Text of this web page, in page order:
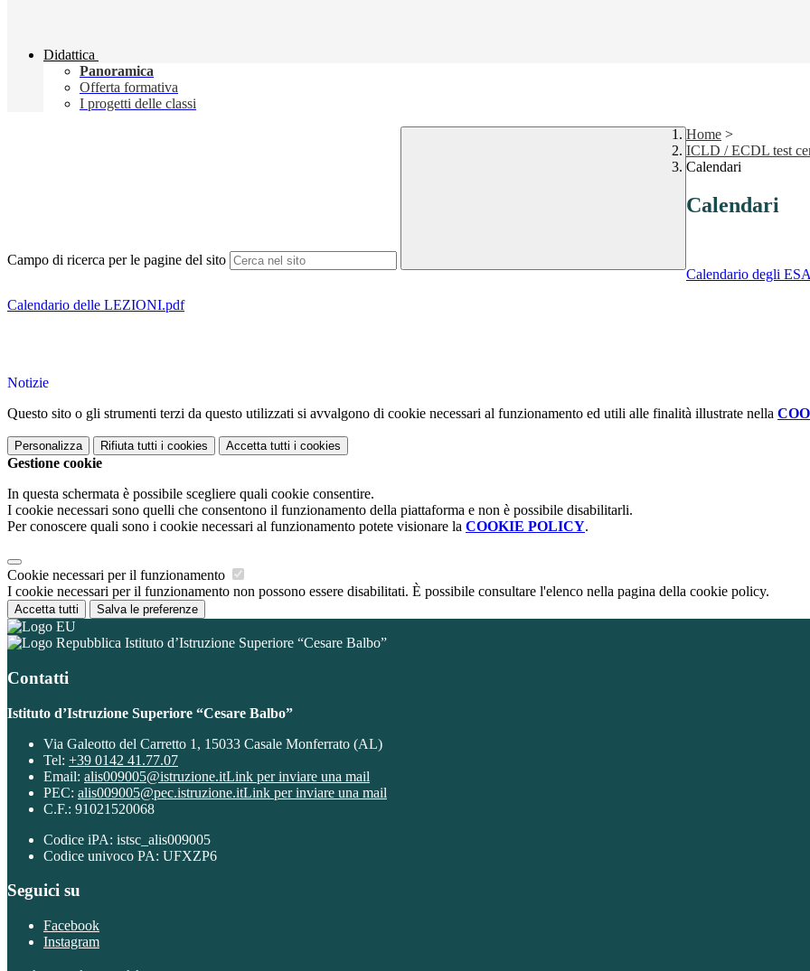
Didattica
Panoramica
Offerta formativa
I progetti delle classi
Campo di ricerca per le pagine del sito
Home >
ICLD / ECDL test
Calendari
Calendari
Calendario degli
Calendario delle LEZIONI.pdf
Notizie
Questo sito o gli strumenti terzi da questo utilizzati si avvalgono di cookie necessari al funzionamento ed utili alle finalità illustrate nella
Personalizza Rifiuta tutti i cookies Accetta tutti i cookies
Gestione cookie
In questa schermata è possibile scegliere quali cookie consentire.
I cookie necessari sono quelli che consentono il funzionamento della piattaforma e non è possibile disabilitarli.
Per conoscere quali sono i cookie necessari al funzionamento potete visionare la COOKIE POLICY.
Cookie necessari per il funzionamento
I cookie necessari per il funzionamento non possono essere disabilitati. È possibile consultare l'elenco nella pagina della cookie policy.
Accetta tutti Salva le preferenze
Istituto d’Istruzione Superiore “Cesare Balbo”
Contatti
Istituto d’Istruzione Superiore “Cesare Balbo”
Via Galeotto del Carretto 1, 15033 Casale Monferrato (AL)
Tel: +39 0142 41.77.07
Email: alis009005@istruzione.itLink per inviare una mail
PEC: alis009005@pec.istruzione.itLink per inviare una mail
C.F.: 91021520068
Codice iPA: istsc_alis009005
Codice univoco PA: UFXZP6
Seguici su
Facebook
Instagram